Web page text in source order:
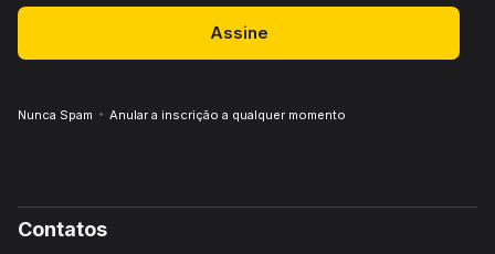
Contatos
Nunca Spam Anular a inscrição a qualquer momento